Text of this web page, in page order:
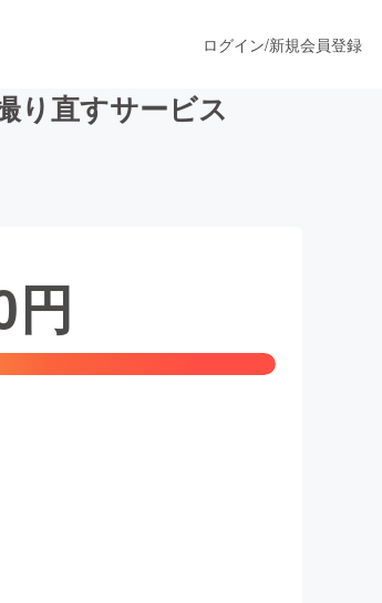
ファッション
ログイン/新規会員登録
り直すサービス
円